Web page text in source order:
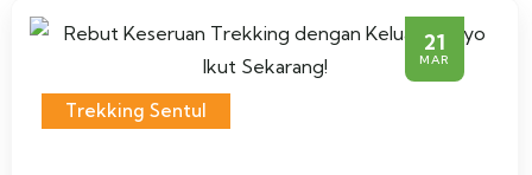
21
MAR
Trekking Sentul